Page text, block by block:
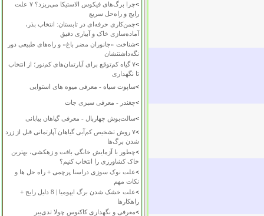
>
چرا برگ‌های فیکوس الاستیکا می‌ریزد؟ ۷ علت
رایج و راه‌حل سریع
>چمن‌کاری حرفه‌ای در تابستان: انتخاب بذر،
آماده‌سازی خاک و آبیاری دقیق
>شناخت «جانوران مضر باغ» و راه‌های طبیعی دور
نگه‌داشتنشان
>
۷ گیاه کم‌توقع برای آپارتمان‌های کم‌نور؛ از انتخاب
تا نگهداری
>ساپوت سیاه - معرفی میوه های استوایی
>چغندر - معرفی سبزی جات
>سالت‌بوش چهاربال - معرفی گیاهان بیابانی
>
۷ روش تشخیص کم‌آبی گیاهان آپارتمانی قبل از زرد
شدن برگ‌ها
>چطور با آزمایش خانگی بافت و زهکشی، بهترین
خاک کشاورزی را انتخاب کنیم؟
>علت نوک سوزی دراسنا پرچمی + راه حل ها و
نکات مهم
>
علت خشک شدن برگ ایپومیا | 8 دلیل رایج +
راهکارها
>معرفی و نگهداری کاکتوس چولا تدی‌بیر